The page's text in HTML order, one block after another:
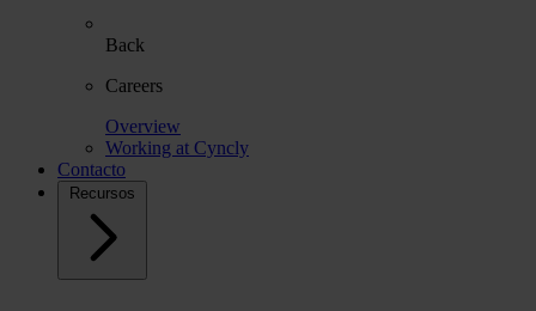
Back
Careers
Overview
Working at Cyncly
Contacto
Recursos